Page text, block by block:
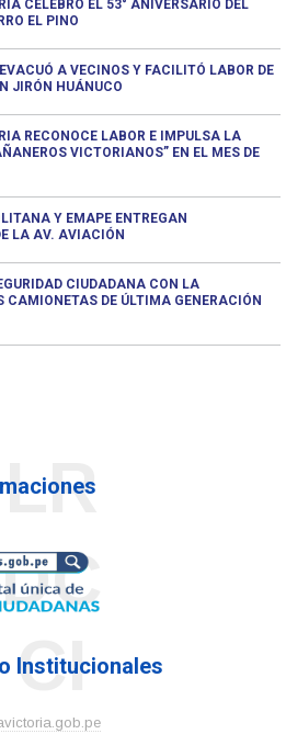
CELEBRÓ EL 53° ANIVERSARIO DEL
EL PINO
A VECINOS Y FACILITÓ LABOR DE
JIRÓN HUÁNUCO
RECONOCE LABOR E IMPULSA LA
VICTORIANOS” EN EL MES DE
Y EMAPE ENTREGAN
LA AV. AVIACIÓN
CIUDADANA CON LA
CAMIONETAS DE ÚLTIMA GENERACIÓN
LR
DC
Institucionales
CI